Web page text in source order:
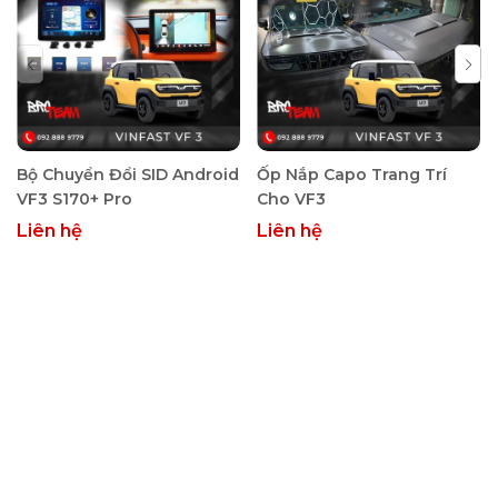
Lợi ích khi độ mí LED đổi màu cho
VinFast VF3
VinFast VF3 là mẫu xe điện mini đang “làm mưa làm gió”
nhờ thiết kế nhỏ gọn, năng động và phù hợp tuyệt đối với
Bộ Chuyển Đổi SID Android
VF3 S170+ Pro
Liên hệ
Ốp Nắp Capo Trang Trí
Cho VF3
Liên hệ